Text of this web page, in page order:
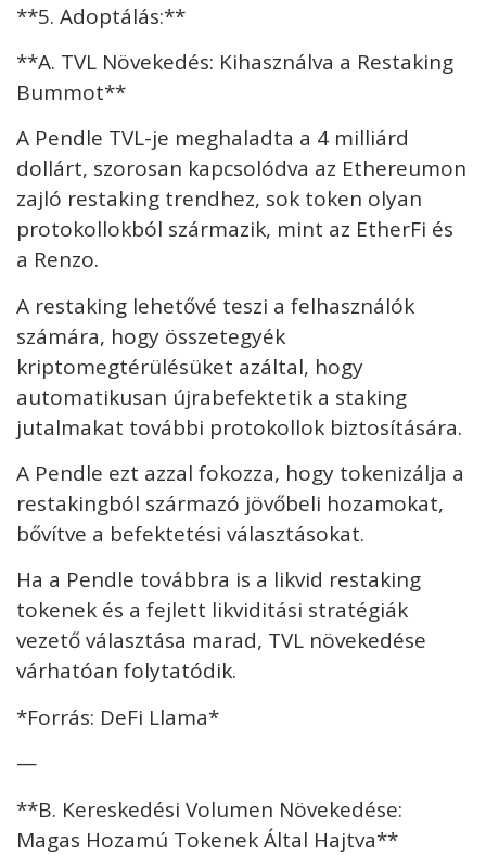
**5. Adoptálás:**
**A. TVL Növekedés: Kihasználva a Restaking
Bummot**
A Pendle TVL-je meghaladta a 4 milliárd
dollárt, szorosan kapcsolódva az Ethereumon
zajló restaking trendhez, sok token olyan
protokollokból származik, mint az EtherFi és
a Renzo.
A restaking lehetővé teszi a felhasználók
számára, hogy összetegyék
kriptomegtérülésüket azáltal, hogy
automatikusan újrabefektetik a staking
jutalmakat további protokollok biztosítására.
A Pendle ezt azzal fokozza, hogy tokenizálja a
restakingból származó jövőbeli hozamokat,
bővítve a befektetési választásokat.
Ha a Pendle továbbra is a likvid restaking
tokenek és a fejlett likviditási stratégiák
vezető választása marad, TVL növekedése
várhatóan folytatódik.
*Forrás: DeFi Llama*
—
**B. Kereskedési Volumen Növekedése:
Magas Hozamú Tokenek Által Hajtva**